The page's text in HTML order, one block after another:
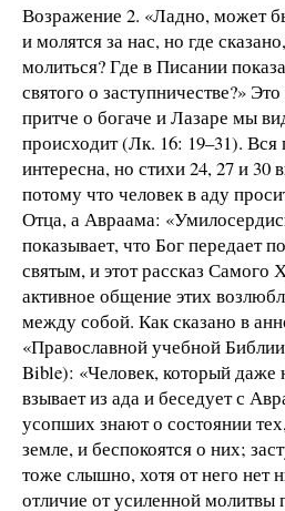
Возражение 2. «Ладно, может
и молятся за нас, но где
молиться? Где в Писании
святого о заступничестве?»
притче о богаче и Лазаре мы
происходит (Лк. 16: 19–31). Вся
интересна, но стихи 24, 27 и 30
потому что человек в аду
Отца, а Авраама:
показывает, что Бог передает
святым, и этот рассказ Самого
активное общение этих
между собой. Как сказано в
«Православной учебной
Bible): «Человек, который
взывает из ада и беседует с
усопших знают о состоянии
земле, и беспокоятся о них;
тоже слышно, хотя от него нет
отличие от усиленной молитвы